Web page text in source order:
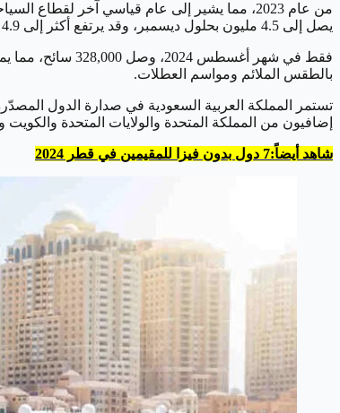
يصل إلى 4.5 مليون بحلول ديسمبر، وقد يرتفع أكثر إلى 4.9 مليون في عام 2025.
بالطقس الملائم ومواسم العطلات.
إضافيون من المملكة المتحدة والولايات المتحدة والكويت
شاهد أيضاً:7 دول بدون فيزا للمقيمين في قطر 2024